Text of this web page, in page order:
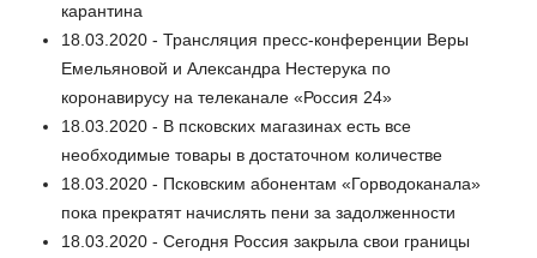
карантина
18.03.2020 - Трансляция пресс-конференции Веры
Емельяновой и Александра Нестерука по
коронавирусу на телеканале «Россия 24»
18.03.2020 - В псковских магазинах есть все
необходимые товары в достаточном количестве
18.03.2020 - Псковским абонентам «Горводоканала»
пока прекратят начислять пени за задолженности
18.03.2020 - Сегодня Россия закрыла свои границы